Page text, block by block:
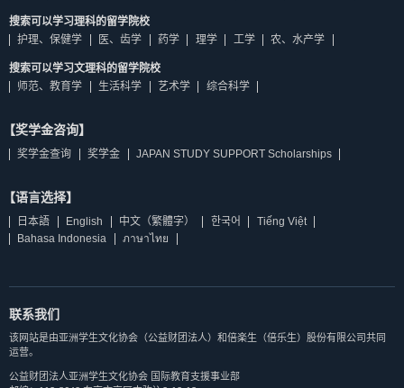
搜索可以学习理科的留学院校
护理、保健学
医、齿学 药学 理学 工学 农、水产学
搜索可以学习文理科的留学院校
师范、教育学
生活科学 艺术学 综合科学
【奖学金咨询】
奖学金查询 奖学金 JAPAN STUDY SUPPORT Scholarships
【语言选择】
日本語 English 中文（繁體字） 한국어
Tiếng Việt
Bahasa Indonesia
ภาษาไทย
联系我们
该网站是由亚洲学生文化协会（公益财团法人）和倍楽生（倍乐生）股份有限公司共同
运营。
公益财团法人亚洲学生文化协会 国际教育支援事业部